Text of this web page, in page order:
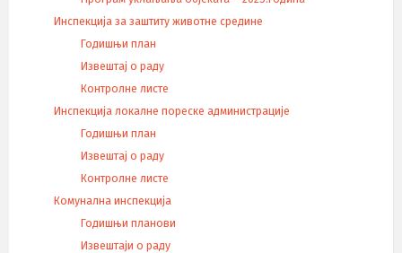
Инспекција за заштиту животне средине
Годишњи план
Извештај о раду
Контролне листе
Инспекција локалне пореске администрације
Годишњи план
Извештај о раду
Контролне листе
Комунална инспекција
Годишњи планови
Извештаји о раду